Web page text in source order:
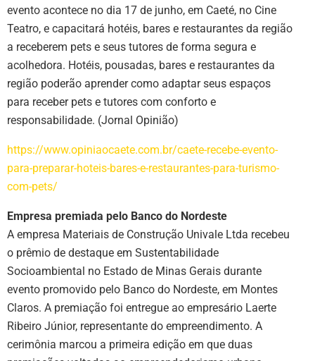
evento acontece no dia 17 de junho, em Caeté, no Cine
Teatro, e capacitará hotéis, bares e restaurantes da região
a receberem pets e seus tutores de forma segura e
acolhedora. Hotéis, pousadas, bares e restaurantes da
região poderão aprender como adaptar seus espaços
para receber pets e tutores com conforto e
responsabilidade. (Jornal Opinião)
https://www.opiniaocaete.com.br/caete-recebe-evento-
para-preparar-hoteis-bares-e-restaurantes-para-turismo-
com-pets/
Empresa premiada pelo Banco do Nordeste
A empresa Materiais de Construção Univale Ltda recebeu
o prêmio de destaque em Sustentabilidade
Socioambiental no Estado de Minas Gerais durante
evento promovido pelo Banco do Nordeste, em Montes
Claros. A premiação foi entregue ao empresário Laerte
Ribeiro Júnior, representante do empreendimento. A
cerimônia marcou a primeira edição em que duas